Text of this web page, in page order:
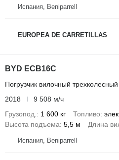
Испания, Beniparrell
EUROPEA DE CARRETILLAS
BYD ECB16C
Погрузчик вилочный трехколесный
2018
9 508 м/ч
Грузопод.
1 600 кг Топливо
Высота подъема 5,5 м Длина
Испания, Beniparrell